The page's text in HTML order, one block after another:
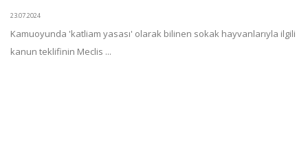
23.07.2024
Kamuoyunda 'katliam yasası' olarak bilinen sokak hayvanlarıyla ilgili
kanun teklifinin Meclis ...